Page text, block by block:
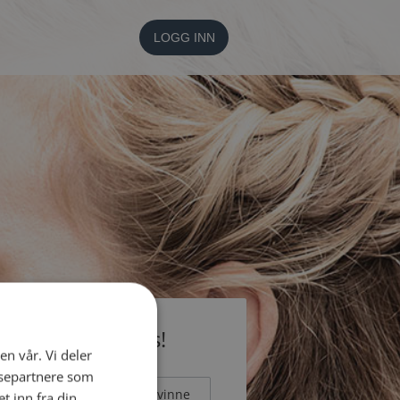
LOGG INN
Bli medlem gratis!
Mann Kvinne
vår. Vi deler
som